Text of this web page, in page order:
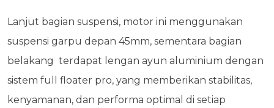
Lanjut bagian suspensi, motor ini menggunakan
suspensi garpu depan 45mm, sementara bagian
belakang terdapat lengan ayun aluminium dengan
sistem full floater pro, yang memberikan stabilitas,
kenyamanan, dan performa optimal di setiap